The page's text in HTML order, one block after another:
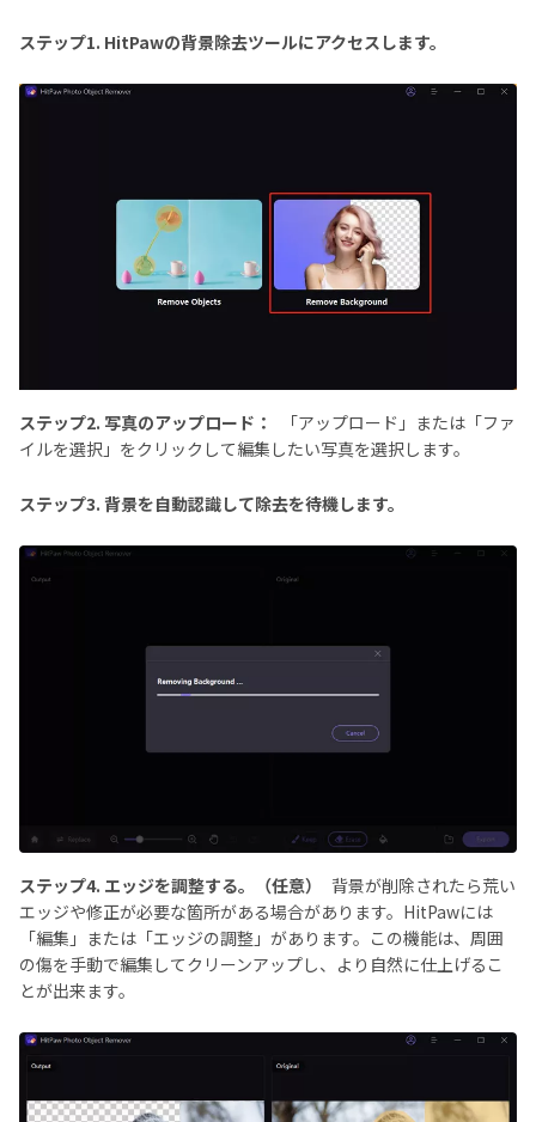
ステップ1. HitPawの背景除去ツールにアクセスします。
ステップ2. 写真のアップロード：
「アップロード」または「ファ
イルを選択」をクリックして編集したい写真を選択します。
ステップ3. 背景を自動認識して除去を待機します。
ステップ4. エッジを調整する。（任意）
背景が削除されたら荒い
エッジや修正が必要な箇所がある場合があります。HitPawには
「編集」または「エッジの調整」があります。この機能は、周囲
の傷を手動で編集してクリーンアップし、より自然に仕上げるこ
とが出来ます。